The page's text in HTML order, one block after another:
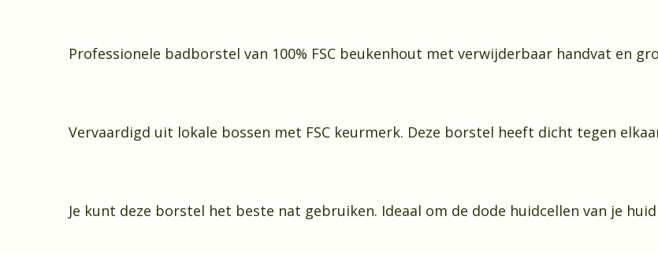
Professionele badborstel van 100% FSC beukenhout met verwijderbaar handvat en
Vervaardigd uit lokale bossen met FSC keurmerk. Deze borstel heeft dicht tegen
Je kunt deze borstel het beste nat gebruiken. Ideaal om de dode huidcellen van je